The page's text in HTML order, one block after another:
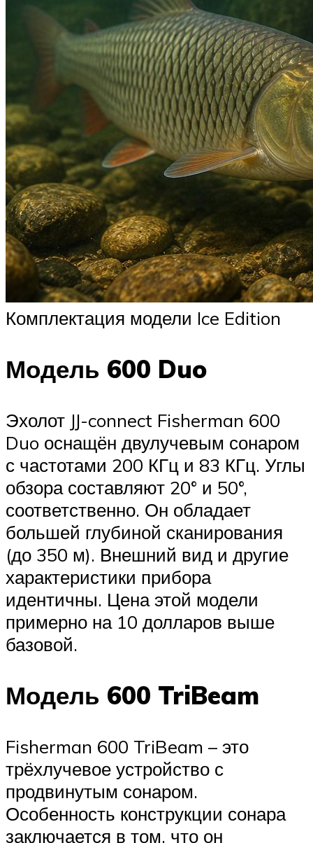
Комплектация модели Ice Edition
Модель 600 Duo
Эхолот JJ-connect Fisherman 600
Duo оснащён двулучевым сонаром
с частотами 200 КГц и 83 КГц. Углы
обзора составляют 20° и 50°,
соответственно. Он обладает
большей глубиной сканирования
(до 350 м). Внешний вид и другие
характеристики прибора
идентичны. Цена этой модели
примерно на 10 долларов выше
базовой.
Модель 600 TriBeam
Fisherman 600 TriBeam – это
трёхлучевое устройство с
продвинутым сонаром.
Особенность конструкции сонара
заключается в том, что он